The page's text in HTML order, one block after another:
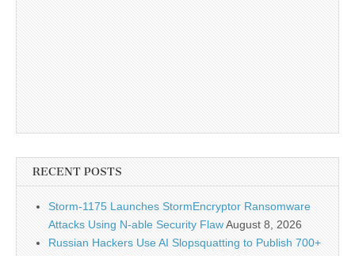
RECENT POSTS
Storm-1175 Launches StormEncryptor Ransomware
Attacks Using N-able Security FlawAugust 8, 2026
Russian Hackers Use AI Slopsquatting to Publish 700+